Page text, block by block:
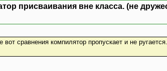
присваивания вне класса. (не
сравнения компилятор пропускает и не ругается.